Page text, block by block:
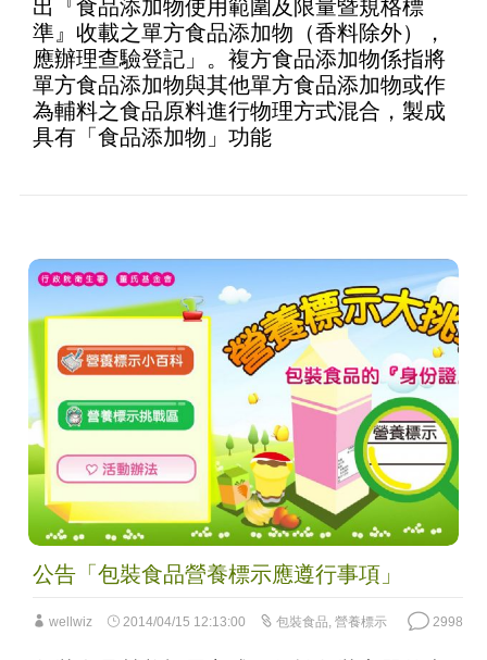
出『食品添加物使用範圍及限量暨規格標
準』收載之單方食品添加物（香料除外），
應辦理查驗登記」。複方食品添加物係指將
單方食品添加物與其他單方食品添加物或作
為輔料之食品原料進行物理方式混合，製成
具有「食品添加物」功能
公告「包裝食品營養標示應遵行事項」
wellwiz 2014/04/15 12:13:00 包裝食品, 營養標示 2998